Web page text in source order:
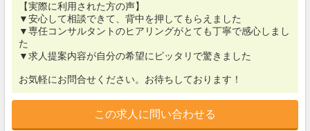
【実際に利用された方の声】
▼安心して相談できて、背中を押してもらえました
▼専任コンサルタントのヒアリングがとても丁寧で感心しまし
た
▼求人提案内容が自分の希望にピッタリで驚きました
お気軽にお問合せください。お待ちしております！
この求人に問い合わせる